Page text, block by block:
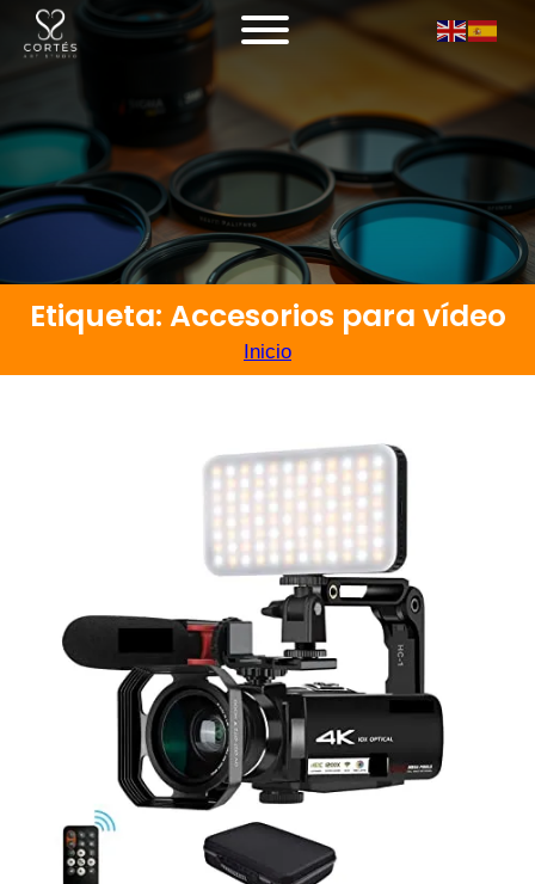
Etiqueta: Accesorios para vídeo
Inicio